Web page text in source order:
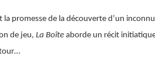
promesse de la découverte d’un
de jeu,La Boîte aborde un récit
tour…